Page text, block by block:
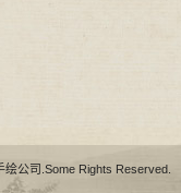
绘公司.Some Rights Reserved.